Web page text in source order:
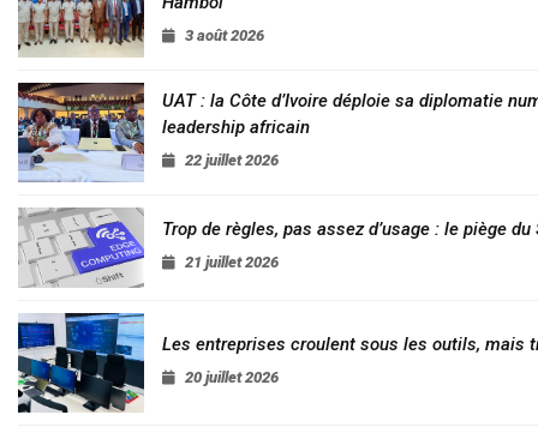
3 août 2026
UAT : la Côte d’Ivoire déploie sa diplomatie
leadership africain
22 juillet 2026
Trop de règles, pas assez d’usage : le piège du
21 juillet 2026
Les entreprises croulent sous les outils, mais
20 juillet 2026